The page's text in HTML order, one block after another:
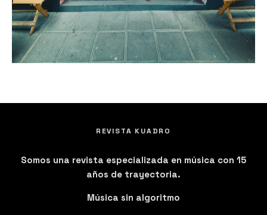
REVISTA KUADRO
Somos una revista especializada en música con 15
años de trayectoria.
Música sin algoritmo